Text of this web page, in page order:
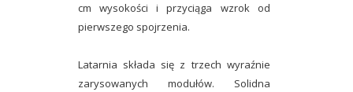
cm wysokości i przyciąga wzrok od
pierwszego spojrzenia.
Latarnia składa się z trzech wyraźnie
zarysowanych modułów. Solidna